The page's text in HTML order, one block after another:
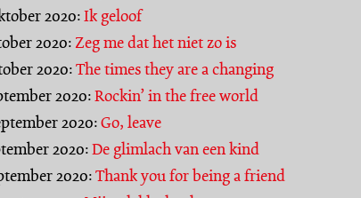
2020: Ik geloof
2020: Zeg me dat het niet zo is
2020: The times they are a changing
2020: Rockin’ in the free world
2020: Go, leave
2020: De glimlach van een kind
2020: Thank you for being a friend